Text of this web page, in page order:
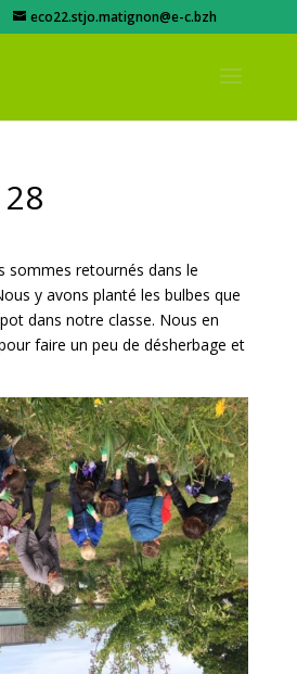
eco22.stjo.matignon@e-c.bzh
sommes retournés dans le
y avons planté les bulbes que
dans notre classe. Nous en
faire un peu de désherbage et